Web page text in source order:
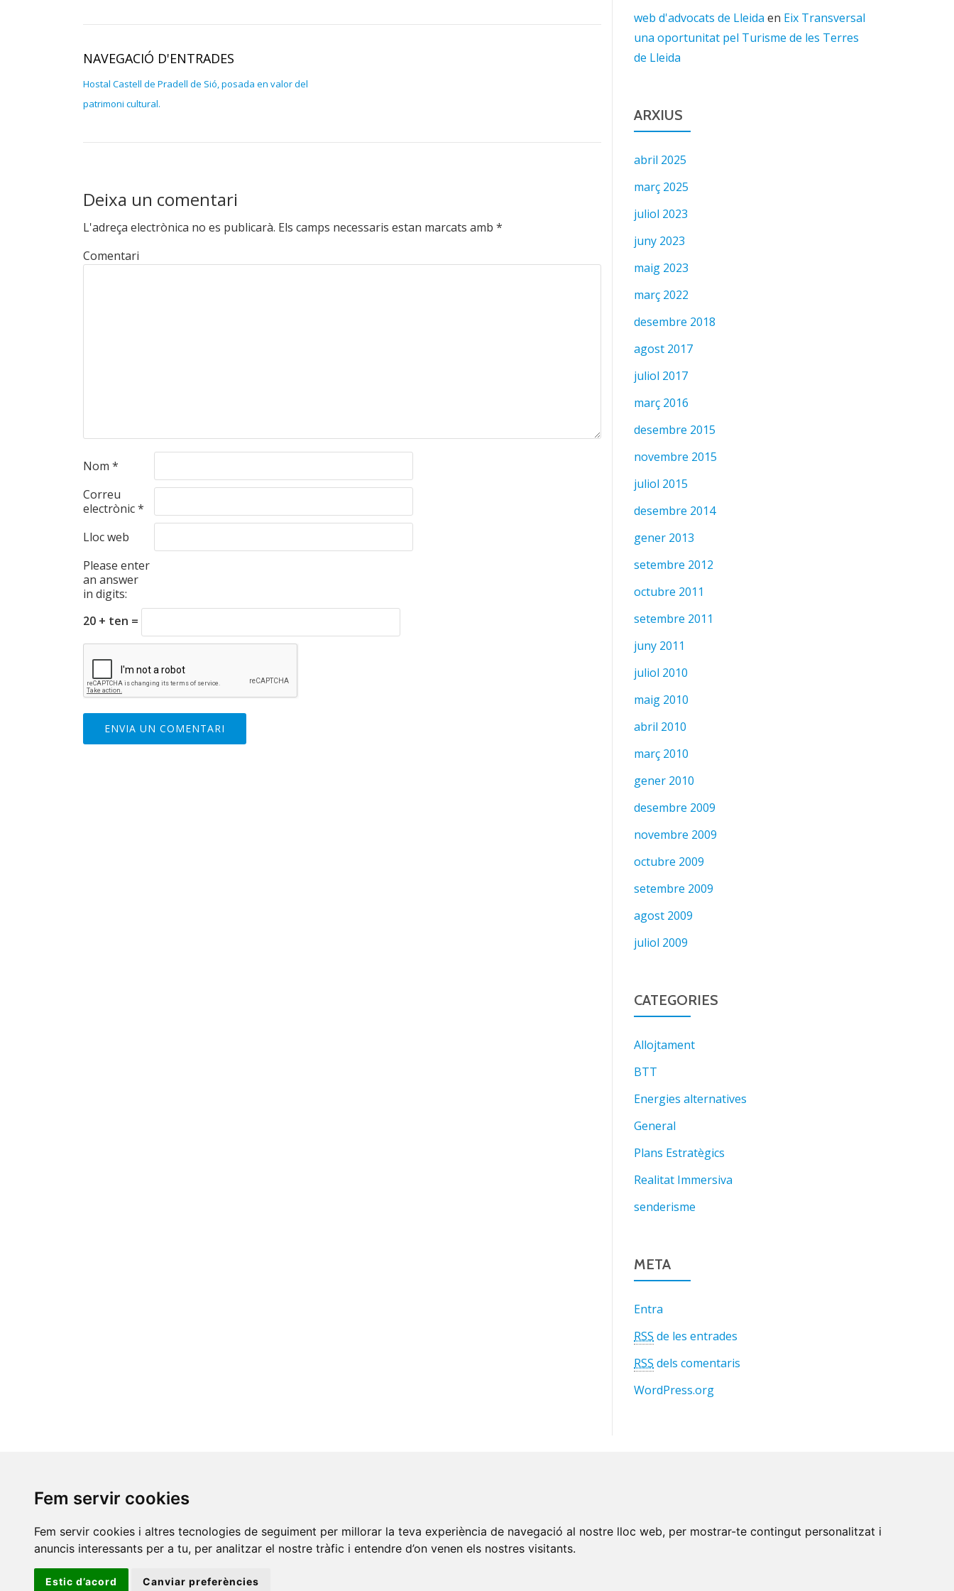
Fem servir cookies
Fem servir cookies i altres tecnologies de seguiment per millorar la teva experiència de navegació al nostre lloc web, per mostrar-te contingut personalitzat i
anuncis interessants per a tu, per analitzar el nostre tràfic i entendre d’on venen els nostres visitants.
Estic d’acord Canviar preferències
NAVEGACIÓ D'ENTRADES
Hostal Castell de Pradell de Sió, posada en valor del
patrimoni cultural.
Deixa un comentari
L'adreça electrònica no es publicarà. Els camps necessaris estan marcats amb *
Comentari
Nom *
Correu
electrònic*
Lloc web
Please enter
an answer
in digits:
20 + ten =
web d'advocats de Lleida en Eix Transversal
una oportunitat pel Turisme de les Terres
de Lleida
ARXIUS
abril 2025
març 2025
juliol 2023
juny 2023
maig 2023
març 2022
desembre 2018
agost 2017
juliol 2017
març 2016
desembre 2015
novembre 2015
juliol 2015
desembre 2014
gener 2013
setembre 2012
octubre 2011
setembre 2011
juny 2011
juliol 2010
maig 2010
abril 2010
març 2010
gener 2010
desembre 2009
novembre 2009
octubre 2009
setembre 2009
agost 2009
juliol 2009
CATEGORIES
Allojtament
BTT
Energies alternatives
General
Plans Estratègics
Realitat Immersiva
senderisme
META
Entra
RSS de les entrades
RSS dels comentaris
WordPress.org
E
C
O